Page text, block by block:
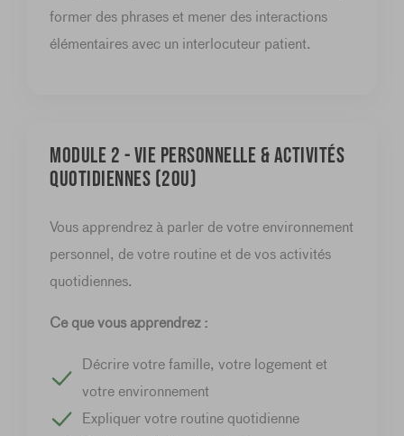
former des phrases et mener des interactions
élémentaires avec un interlocuteur patient.
Module 2 - Vie personnelle & activités
quotidiennes (20u)
Vous apprendrez à parler de votre environnement
personnel, de votre routine et de vos activités
quotidiennes.
Ce que vous apprendrez :
Décrire votre famille, votre logement et
votre environnement
Expliquer votre routine quotidienne